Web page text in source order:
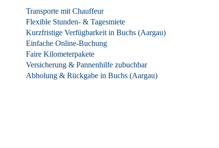
Transporte mit Chauffeur
Flexible Stunden- & Tagesmiete
Kurzfristige Verfügbarkeit in Buchs (Aargau)
Einfache Online-Buchung
Faire Kilometerpakete
Versicherung & Pannenhilfe zubuchbar
Abholung & Rückgabe in Buchs (Aargau)